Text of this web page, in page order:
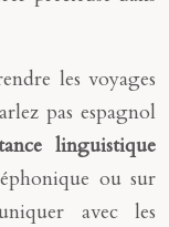
les voyages
pas espagnol
linguistique
ou sur
avec les